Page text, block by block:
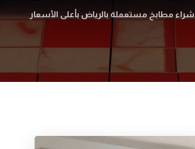
شراء مطابخ مستعملة بالرياض بأعلى الأسعار